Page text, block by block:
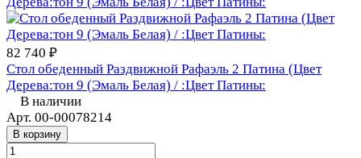
82 740 ₽
Стол обеденный Раздвижной Рафаэль 2 Патина (Цвет
Дерева:тон 9 (Эмаль Белая) / :Цвет Патины:
В наличии
Арт. 00-00078214
В корзину